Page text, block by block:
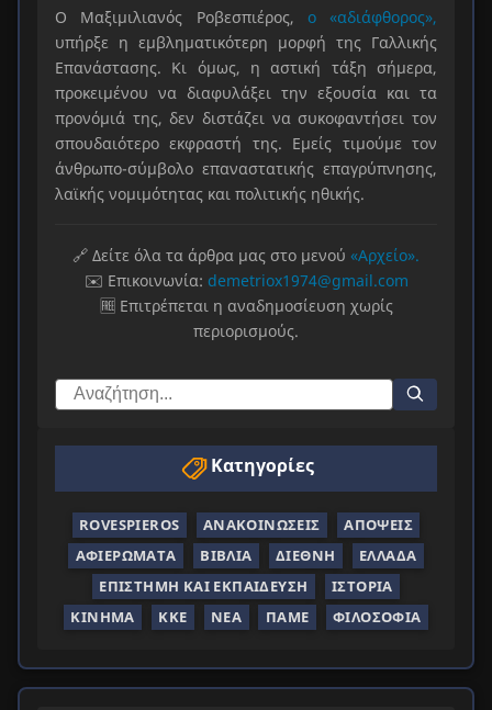
Ο Μαξιμιλιανός Ροβεσπιέρος, ο «αδιάφθορος»,
υπήρξε η εμβληματικότερη μορφή της Γαλλικής
Επανάστασης. Κι όμως, η αστική τάξη σήμερα,
προκειμένου να διαφυλάξει την εξουσία και τα
προνόμιά της, δεν διστάζει να συκοφαντήσει τον
σπουδαιότερο εκφραστή της. Εμείς τιμούμε τον
άνθρωπο-σύμβολο επαναστατικής επαγρύπνησης,
λαϊκής νομιμότητας και πολιτικής ηθικής.
🔗 Δείτε όλα τα άρθρα μας στο μενού «Αρχείο».
✉️ Επικοινωνία: demetriox1974@gmail.com
🆓 Επιτρέπεται η αναδημοσίευση χωρίς
περιορισμούς.
Κατηγορίες
ROVESPIEROS ΑΝΑΚΟΙΝΏΣΕΙΣ
ΑΠΌΨΕΙΣ
ΑΦΙΕΡΏΜΑΤΑ
ΒΙΒΛΊΑ ΔΙΕΘΝΉ
ΕΛΛΆΔΑ
ΕΠΙΣΤΉΜΗ ΚΑΙ ΕΚΠΑΊΔΕΥΣΗ
ΙΣΤΟΡΊΑ
ΚΊΝΗΜΑ
ΚΚΕ ΝΈΑ ΠΑΜΕ ΦΙΛΟΣΟΦΊΑ